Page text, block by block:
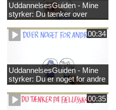
UddannelsesGuiden - Mine
styrker: Du tænker over
tingene
00:34
UddannelsesGuiden - Mine
styrker: Du er noget for andre
00:35